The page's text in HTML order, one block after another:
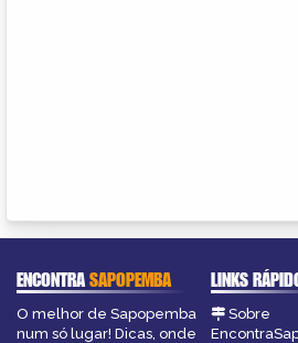
ENCONTRASAPOPEMBA
O melhor de Sapopemba
num só lugar! Dicas, onde
LINKS
Sobre